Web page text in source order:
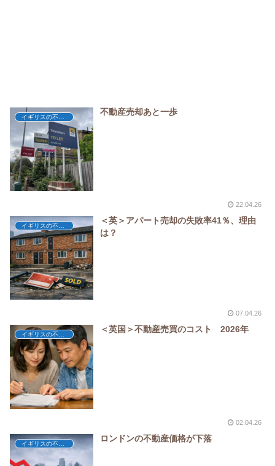
不動産売却あと一歩
22.04.26
＜英＞アパート売却の失敗率41％、理由
は？
07.04.26
イギリスの不動産
＜英国＞不動産売買のコスト 2026年
02.04.26
ロンドンの不動産価格が下落